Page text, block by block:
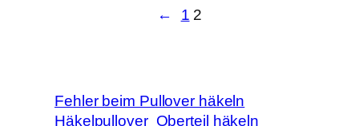
← 1 2
Fehler beim Pullover häkeln
Häkelpullover Oberteil häkeln